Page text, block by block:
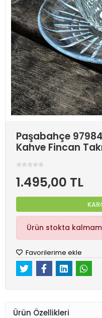
Paşabahçe
Kahve Fincan
1.495,00 TL
Ürün stokta
Favorilerime ekle
Ürün Özellikleri